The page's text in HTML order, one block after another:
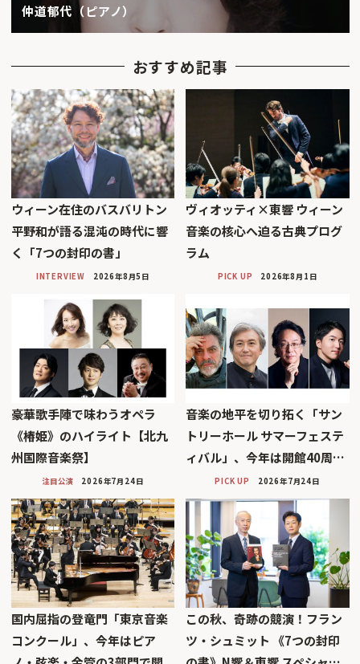
仲道郁代（ピアノ）
おすすめ記事
ウィーン在住のバスバリトン
平野和が語る混沌の時代に響
く「7つの封印の書」
INTERVIEW 2026年8月5日
ヴィオッティ×東響 ウィーン
音楽の核心へ迫る古典プログ
ラム
PICK UP 2026年8月1日
豪華歌手陣で味わうオペラ
《椿姫》のハイライト【北九
州国際音楽祭】
注目公演 2026年7月24日
音楽の地平を切り拓く「サン
トリーホール サマーフェステ
ィバル」、今年は開館40周…
PICK UP 2026年7月24日
国内屈指の登竜門「東京音楽
コンクール」、今年はピア
この秋、奇跡の競演！フラン
ツ・シュミット 《7つの封印